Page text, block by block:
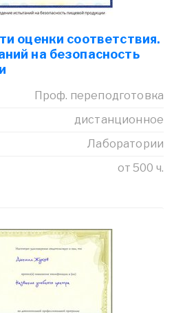
оценки соответствия.
на безопасность
Проф. переподготовка
дистанционное
Лаборатории
от 500 ч.